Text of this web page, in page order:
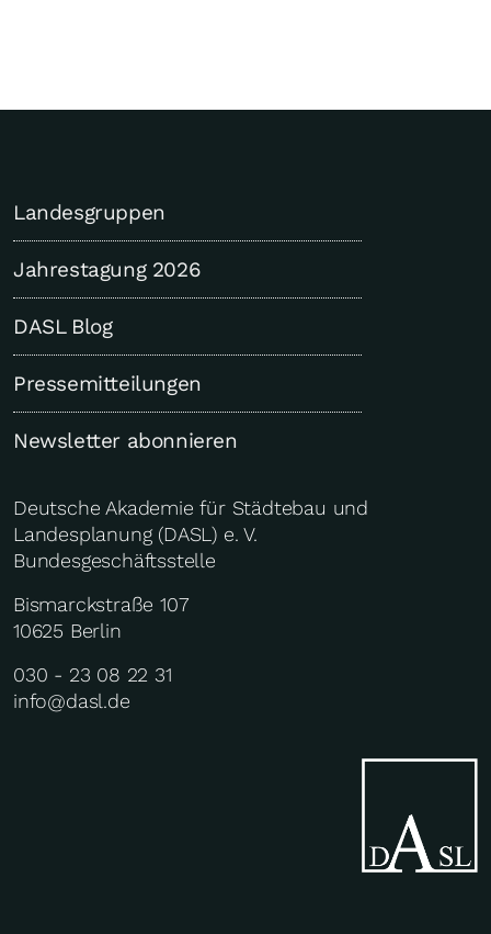
Landesgruppen
Jahrestagung 2026
DASL Blog
Pressemitteilungen
Newsletter abonnieren
Deutsche Akademie für Städtebau und
Landesplanung (DASL) e. V.
Bundesgeschäftsstelle
Bismarckstraße 107
10625 Berlin
030 - 23 08 22 31
info@dasl.de